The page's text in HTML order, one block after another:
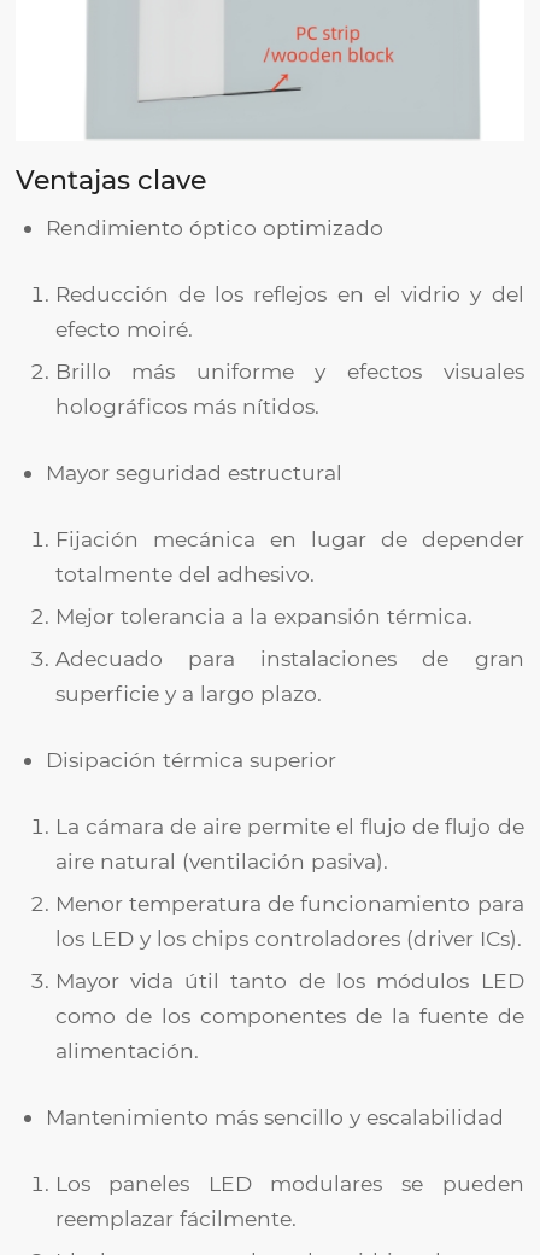
Ventajas clave
Rendimiento óptico optimizado
Reducción de los reflejos en el vidrio y del
efecto moiré.
Brillo más uniforme y efectos visuales
holográficos más nítidos.
Mayor seguridad estructural
Fijación mecánica en lugar de depender
totalmente del adhesivo.
Mejor tolerancia a la expansión térmica.
Adecuado para instalaciones de gran
superficie y a largo plazo.
Disipación térmica superior
La cámara de aire permite el flujo de flujo de
aire natural (ventilación pasiva).
Menor temperatura de funcionamiento para
los LED y los chips controladores (driver ICs).
Mayor vida útil tanto de los módulos LED
como de los componentes de la fuente de
alimentación.
Mantenimiento más sencillo y escalabilidad
Los paneles LED modulares se pueden
reemplazar fácilmente.